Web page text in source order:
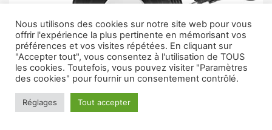
Nous utilisons des cookies sur notre site web pour vous
offrir l'expérience la plus pertinente en mémorisant vos
préférences et vos visites répétées. En cliquant sur
"Accepter tout", vous consentez à l'utilisation de TOUS
les cookies. Toutefois, vous pouvez visiter "Paramètres
des cookies" pour fournir un consentement contrôlé.
Réglages Tout accepter